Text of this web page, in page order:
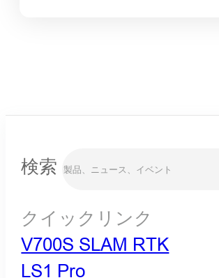
検索
クイックリンク
V700S SLAM RTK
LS1 Pro